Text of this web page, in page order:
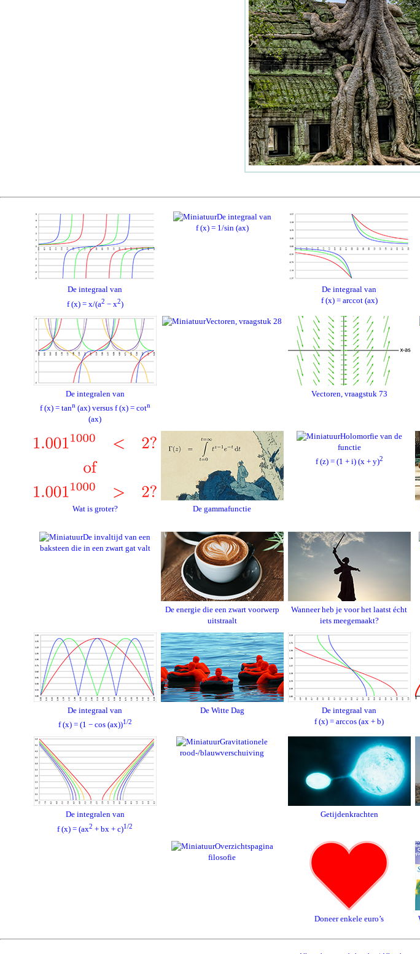
De integraal van
f (x) = x/(a2 − x2)
De integraal van
f (x) = 1/sin (ax)
De integraal van
f (x) = arccot (ax)
De integralen van
f (x) = tann(ax) versus f (x) = cotn
(ax)
Vectoren, vraagstuk 28
Vectoren, vraagstuk 73
Wat is groter? De gammafunctie
Holomorfie van de
functie
f (z) = (1 + i) (x + y)2
De invaltijd van een
baksteen die in een zwart gat valt
De energie die een zwart voorwerp
uitstraalt
Wanneer heb je voor het laatst écht
iets meegemaakt?
De integraal van
f (x) = (1 − cos (ax))1/2
De Witte Dag
De integraal van
f (x) = arccos (ax + b)
De integralen van
f (x) = (ax2 + bx + c)1/2
Gravitationele
rood-/blauwverschuiving
Getijdenkrachten
Overzichtspagina
filosofie
Doneer enkele euro’s